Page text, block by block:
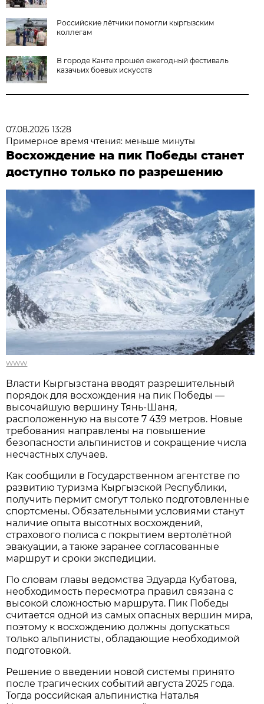
Российские лётчики помогли кыргызским
коллегам
В городе Канте прошёл ежегодный фестиваль
казачьих боевых искусств
07.08.2026 13:28
Примерное время чтения: меньше минуты
Восхождение на пик Победы станет
доступно только по разрешению
www
Власти Кыргызстана вводят разрешительный
порядок для восхождения на пик Победы —
высочайшую вершину Тянь-Шаня,
расположенную на высоте 7 439 метров. Новые
требования направлены на повышение
безопасности альпинистов и сокращение числа
несчастных случаев.
Как сообщили в Государственном агентстве по
развитию туризма Кыргызской Республики,
получить пермит смогут только подготовленные
спортсмены. Обязательными условиями станут
наличие опыта высотных восхождений,
страхового полиса с покрытием вертолётной
эвакуации, а также заранее согласованные
маршрут и сроки экспедиции.
По словам главы ведомства Эдуарда Кубатова,
необходимость пересмотра правил связана с
высокой сложностью маршрута. Пик Победы
считается одной из самых опасных вершин мира,
поэтому к восхождению должны допускаться
только альпинисты, обладающие необходимой
подготовкой.
Решение о введении новой системы принято
после трагических событий августа 2025 года.
Тогда российская альпинистка Наталья